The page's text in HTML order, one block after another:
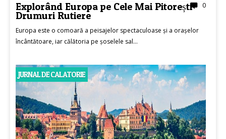
0
Explorând Europa pe Cele Mai Pitorești
Drumuri Rutiere
Europa este o comoară a peisajelor spectaculoase și a orașelor
încântătoare, iar călătoria pe șoselele sal...
JURNAL DE CALATORIE